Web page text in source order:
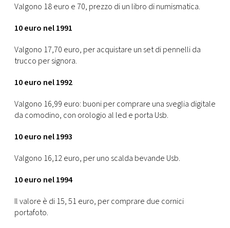
Valgono 18 euro e 70, prezzo di un libro di numismatica.
10 euro nel 1991
Valgono 17,70 euro, per acquistare un set di pennelli da
trucco per signora.
10 euro nel 1992
Valgono 16,99 euro: buoni per comprare una sveglia digitale
da comodino, con orologio al led e porta Usb.
10 euro nel 1993
Valgono 16,12 euro, per uno scalda bevande Usb.
10 euro nel 1994
Il valore è di 15, 51 euro, per comprare due cornici
portafoto.